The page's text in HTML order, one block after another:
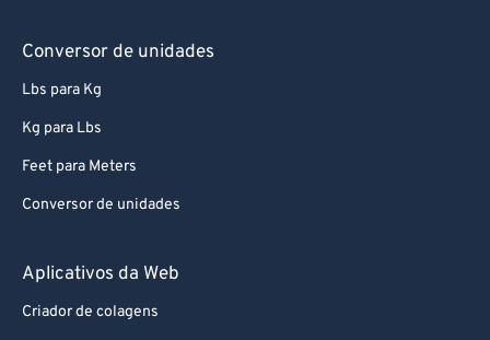
Conversor de unidades
Lbs para Kg
Kg para Lbs
Feet para Meters
Conversor de unidades
Aplicativos da Web
Criador de colagens